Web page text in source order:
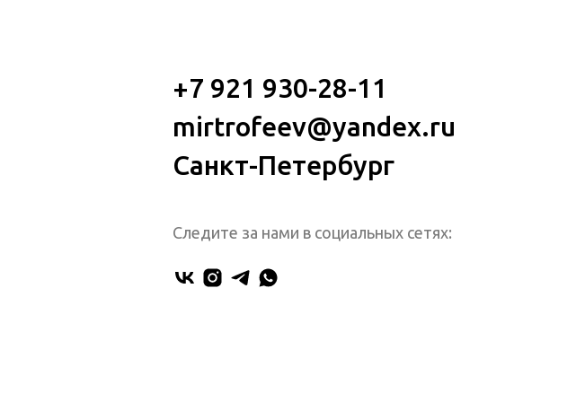
+7 921 930-28-11
mirtrofeev@yandex.ru
Санкт-Петербург
Следите за нами в социальных сетях: